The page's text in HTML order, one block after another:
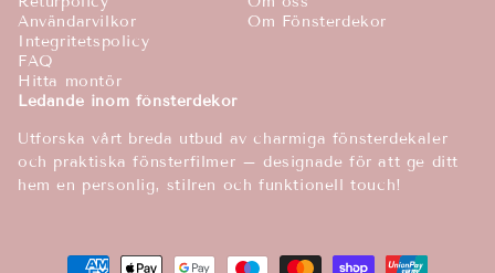
Användarvilkor
Integritetspolicy
FAQ
Hitta montör
Om Fönsterdekor
Ledande inom fönsterdekor
Utforska vårt breda utbud av charmiga fönsterdekaler
och praktiska fönsterfilmer – designade för att ge ditt
hem en personlig, stilren och funktionell touch!
Betalningsmetoder